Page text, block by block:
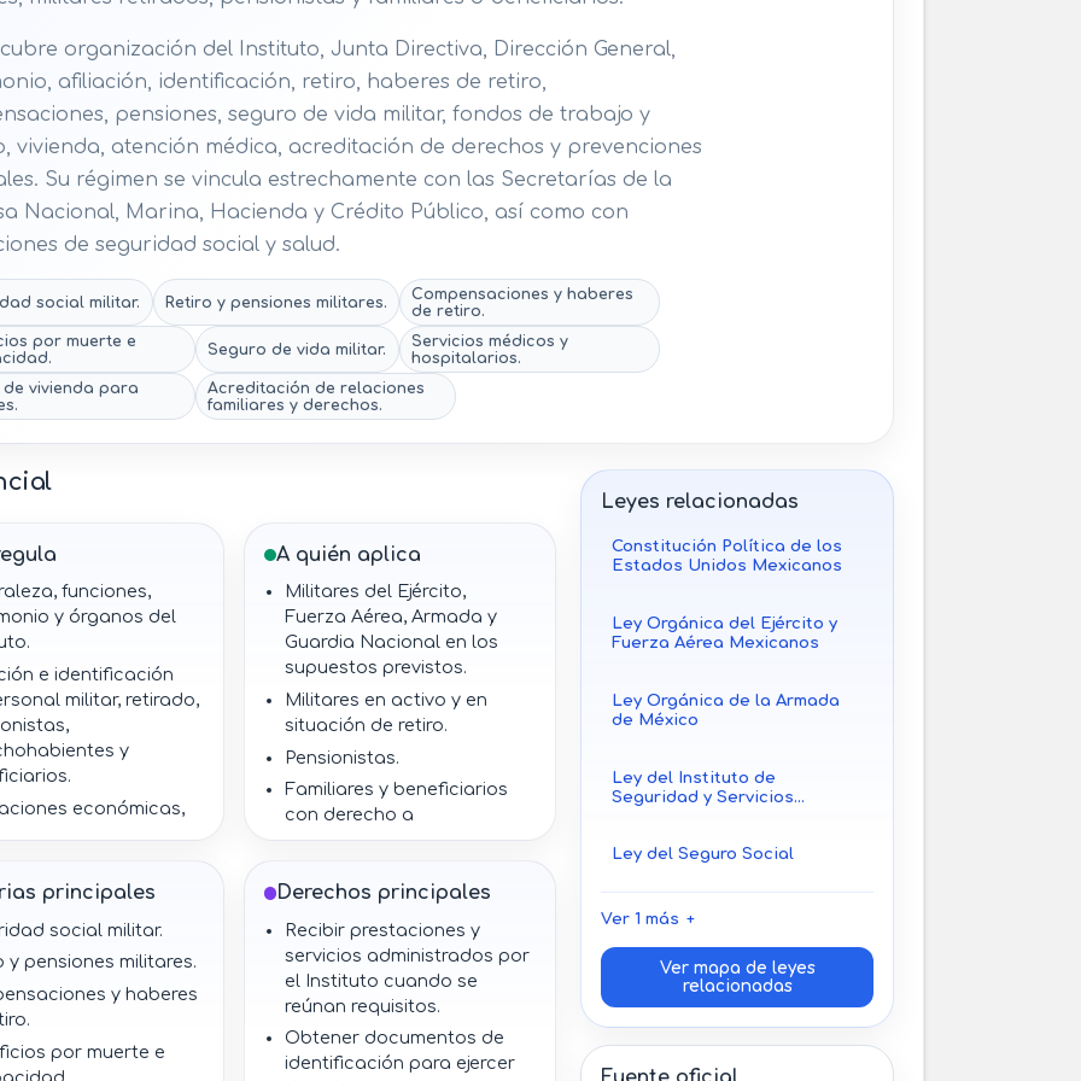
organización del Instituto, Junta Directiva, Dirección General,
afiliación, identificación, retiro, haberes de retiro,
pensiones, seguro de vida militar, fondos de trabajo y
vivienda, atención médica, acreditación de derechos y prevenciones
Su régimen se vincula estrechamente con las Secretarías de la
Nacional, Marina, Hacienda y Crédito Público, así como con
de seguridad social y salud.
social militar. Retiro y pensiones militares.
Compensaciones y haberes
de retiro.
por muerte e
Seguro de vida militar.
Servicios médicos y
hospitalarios.
de vivienda para
Acreditación de relaciones
familiares y derechos.
funciones,
y órganos del
e identificación
militar, retirado,
y
económicas,
haberes de retiro,
de vida militar y
beneficios por
o
A quién aplica
Militares del Ejército,
Fuerza Aérea, Armada y
Guardia Nacional en los
supuestos previstos.
Militares en activo y en
situación de retiro.
Pensionistas.
Familiares y beneficiarios
con derecho a
prestaciones.
Nacional, Marina y
Hacienda y Crédito Público.
Instituto de Seguridad
Social para las Fuerzas
Armadas Mexicanas y sus
órganos de gobierno,
vigilancia y control.
principales
social militar.
y pensiones militares.
y haberes
por muerte e
Derechos principales
Recibir prestaciones y
servicios administrados por
el Instituto cuando se
reúnan requisitos.
Obtener documentos de
identificación para ejercer
Leyes relacionadas
Constitución Política de los
Estados Unidos Mexicanos
Ley Orgánica del Ejército y
Fuerza Aérea Mexicanos
Ley Orgánica de la Armada
de México
Ley del Instituto de
Seguridad y Servicios
Ley del Seguro Social
Ver 1 más
Ver mapa de leyes
relacionadas